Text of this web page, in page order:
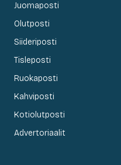
Juomaposti
Olutposti
Siideriposti
Tisleposti
Ruokaposti
Kahviposti
Kotiolutposti
Advertoriaalit